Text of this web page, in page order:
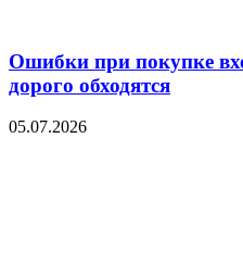
Ошибки при покупке
дорого обходятся
05.07.2026